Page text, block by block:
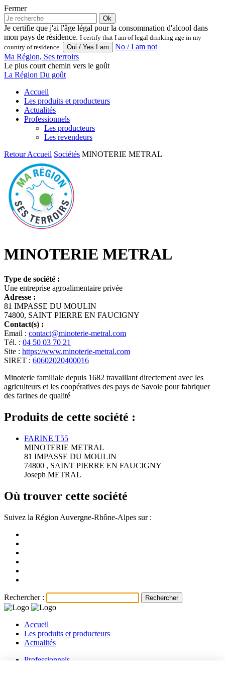
Fermer
Ok
Je certifie que j'ai l'âge légal pour la consommation d'alcool dans
mon pays de résidence. I certify that I am of legal drinking age in my
country of residence.
No / I am not
Ma Région, Ses terroirs
Le plus court chemin vers le goût
La Région Du goût
Accueil
Les produits et producteurs
Actualités
Professionnels
Les producteurs
Les revendeurs
RetourAccueil Sociétés MINOTERIE METRAL
MINOTERIE METRAL
Type de société :
Une entreprise agroalimentaire privée
Adresse :
81 IMPASSE DU MOULIN
74800, SAINT PIERRE EN FAUCIGNY
Contact(s) :
Email : contact@minoterie-metral.com
Tél. : 04 50 03 70 21
Site : https://www.minoterie-metral.com
SIRET : 60602020400016
Minoterie familiale depuis 1682 travaillant directement avec les
agriculteurs et les coopératives des pays de Savoie pour fabriquer
des farines de qualité
Produits de cette société :
FARINE T55
MINOTERIE METRAL
81 IMPASSE DU MOULIN
74800 , SAINT PIERRE EN FAUCIGNY
Joseph METRAL
Où trouver cette société
Suivez la Région Auvergne-Rhône-Alpes sur :
Rechercher :
Accueil
Les produits et producteurs
Actualités
Professionnels